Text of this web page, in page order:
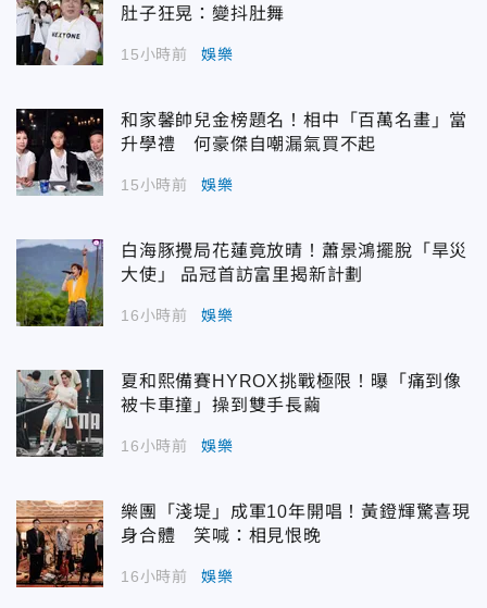
肚子狂晃：變抖肚舞
15小時前 娛樂
和家馨帥兒金榜題名！相中「百萬名畫」當
升學禮 何豪傑自嘲漏氣買不起
15小時前 娛樂
白海豚攪局花蓮竟放晴！蕭景鴻擺脫「旱災
大使」 品冠首訪富里揭新計劃
16小時前 娛樂
夏和熙備賽HYROX挑戰極限！曝「痛到像
被卡車撞」操到雙手長繭
16小時前 娛樂
樂團「淺堤」成軍10年開唱！黃鐙輝驚喜現
身合體 笑喊：相見恨晚
16小時前 娛樂